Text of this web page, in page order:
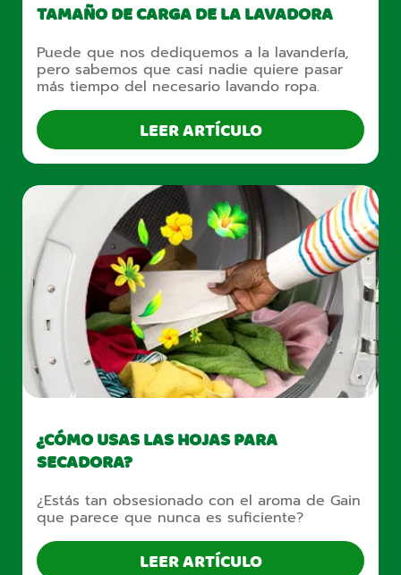
TAMAÑO DE CARGA DE LA LAVADORA
Puede que nos dediquemos a la lavandería,
pero sabemos que casi nadie quiere pasar
más tiempo del necesario lavando ropa.
LEER ARTÍCULO
¿CÓMO USAS LAS HOJAS PARA
SECADORA?
¿Estás tan obsesionado con el aroma de Gain
que parece que nunca es suficiente?
LEER ARTÍCULO